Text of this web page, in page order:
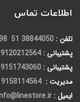
اطلاعات تماس
تلفن : 38844050 51 98+
پشتیبانی : 9120212564 98+
پشتیبانی : 9151743060 98+
مدیریت : 9158114564 98+
ایمیل :